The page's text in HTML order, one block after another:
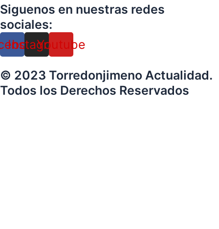
Siguenos en nuestras redes
sociales:
Instagram
Youtube
© 2023 Torredonjimeno Actualidad.
Todos los Derechos Reservados